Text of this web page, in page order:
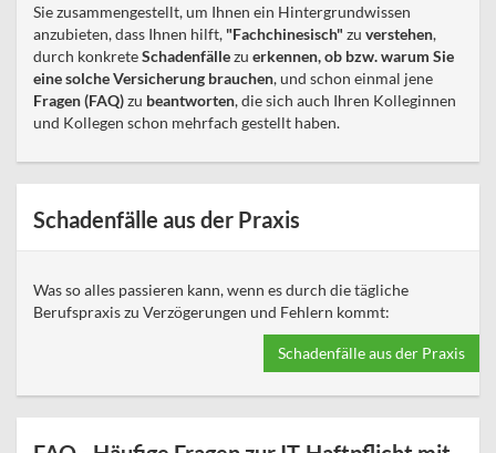
Sie zusammengestellt, um Ihnen ein Hintergrundwissen
anzubieten, dass Ihnen hilft, "Fachchinesisch" zu verstehen,
durch konkreteSchadenfällezu erkennen, ob bzw. warum Sie
eine solche Versicherung brauchen, und schon einmal jene
Fragen (FAQ)zu beantworten, die sich auch Ihren Kolleginnen
und Kollegen schon mehrfach gestellt haben.
Schadenfälle aus der Praxis
Was so alles passieren kann, wenn es durch die tägliche
Berufspraxis zu Verzögerungen und Fehlern kommt:
Schadenfälle aus der Praxis